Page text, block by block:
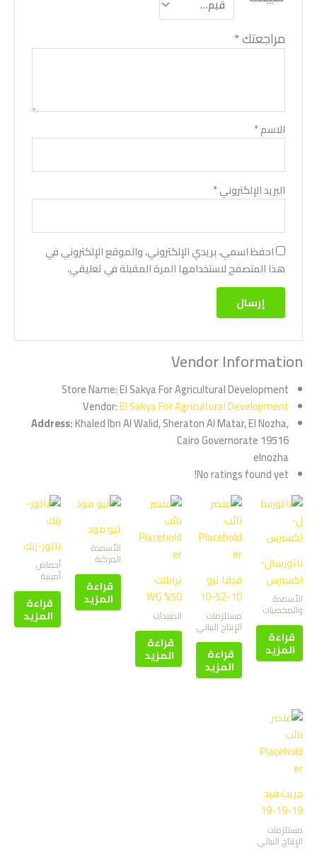
مراجعتك*
الاسم*
البريد الإلكتروني*
احفظ اسمي، بريدي الإلكتروني، والموقع الإلكتروني في
هذا المتصفح لاستخدامها المرة المقبلة في تعليقي.
Vendor Information
Store Name:El Sakya For Agricultural Development ‏
Vendor:El Sakya For Agricultural Development ‏
Address:Khaled Ibn Al Walid, Sheraton Al Matar, El Nozha,
Cairo Governorate 19516
elnozha
No ratings found yet!
ناتورسال-
اكسبرس
الأسمدة
والمخصبات
قراءة
المزيد
فيفا ترو
10-52-10
مستلزمات
الإنتاج النباتي
قراءة
المزيد
ترايلنت
50% WG
المبيدات
قراءة
المزيد
ثيو مود
الأسمدة
المركبة
قراءة
المزيد
ناتور-زنك
أحماض
أمينية
قراءة
المزيد
جريت فيد
19-19-19
مستلزمات
الإنتاج النباتي